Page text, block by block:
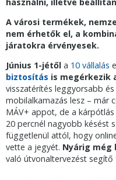
A városi termékek,
nem érhetők el, a
járatokra érvényesek.
Június 1-jétől a 10 vállalás
biztosítás is megérkezik
visszatérítés leggyorsabb
mobilalkamazás lesz – már
MÁV+ appot, de a
20 percnél nagyobb késést
függetlenül attól, hogy
vette a jegyét. Nyárig még
való útvonaltervezést segítő